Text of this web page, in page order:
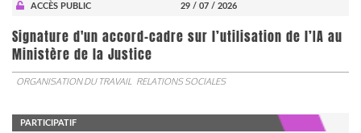
ACCÈS PUBLIC
29 / 07 / 2026
Signature d'un accord-cadre sur l’utilisation de l’IA au
Ministère de la Justice
ORGANISATION DU TRAVAIL RELATIONS SOCIALES
PARTICIPATIF